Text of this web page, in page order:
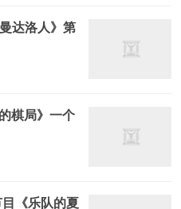
达洛人》第
棋局》一个
《乐队的夏